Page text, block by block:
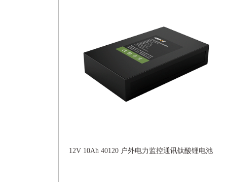
12V 10Ah 40120 户外电力监控通讯钛酸锂电池